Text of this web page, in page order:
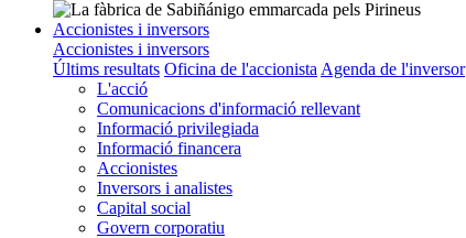
Accionistes i inversors
Accionistes i inversors
Últims resultats Oficina de l'accionista Agenda de l'inversor
L'acció
Comunicacions d'informació rellevant
Informació privilegiada
Informació financera
Accionistes
Inversors i analistes
Capital social
Govern corporatiu